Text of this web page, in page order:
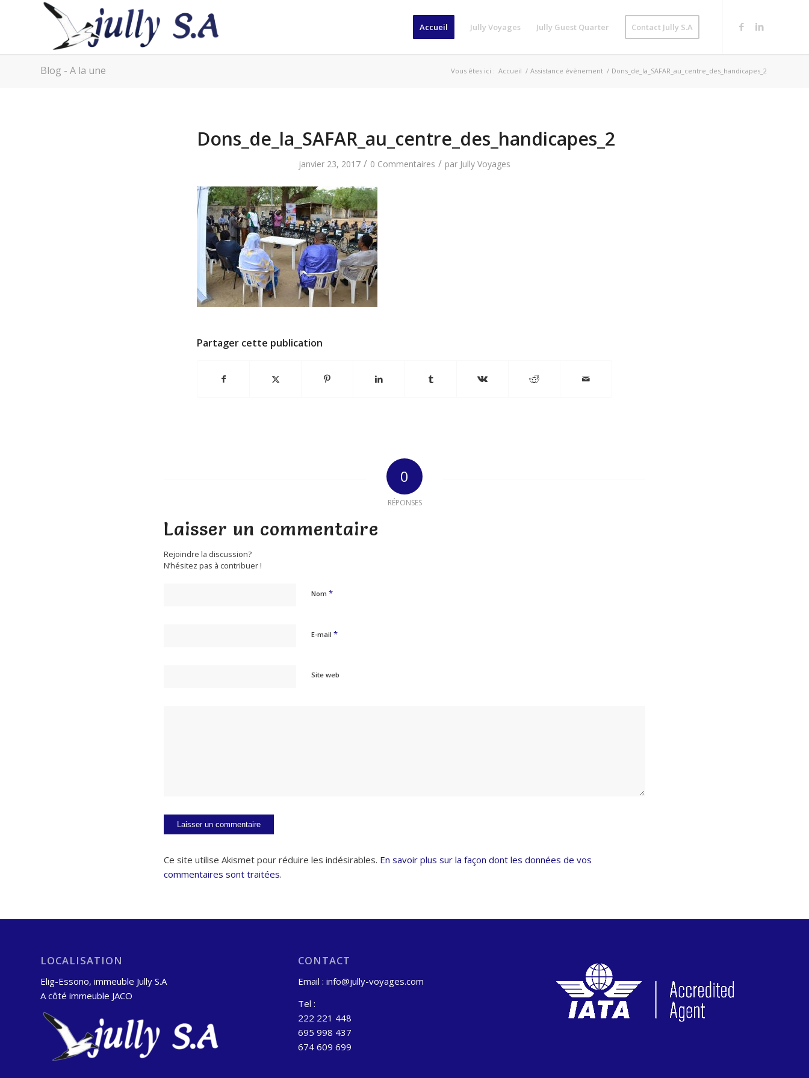
Accueil Jully Voyages Jully Guest Quarter Contact Jully S.A
Blog - A la une Vous êtes ici : Accueil / Assistance évènement / Dons_de_la_SAFAR_au_centre_des_handicapes_2
Dons_de_la_SAFAR_au_centre_des_handicapes_2
janvier 23, 2017 / 0 Commentaires / par Jully Voyages
Partager cette publication
0
RÉPONSES
Laisser un commentaire
Rejoindre la discussion?
N’hésitez pas à contribuer !
Nom *
E-mail *
Site web
Ce site utilise Akismet pour réduire les indésirables. En savoir plus sur la façon dont les données de vos
commentaires sont traitées.
LOCALISATION
Elig-Essono, immeuble Jully S.A
A côté immeuble JACO
CONTACT
Email : info@jully-voyages.com
Tel :
222 221 448
695 998 437
674 609 699